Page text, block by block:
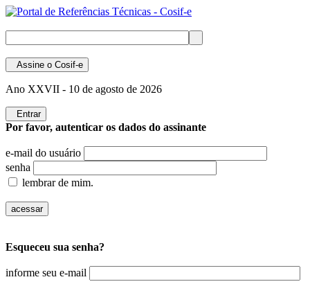
Assine o Cosif-e
Ano XXVII - 10 de agosto de 2026
Entrar
Por favor, autenticar os dados do assinante
e-mail do usuário
senha
lembrar de mim.
Esqueceu sua senha?
informe seu e-mail